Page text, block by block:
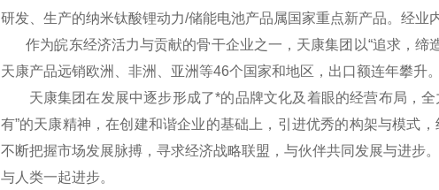
研发、生产的纳米钛酸锂动力/储能电池产品属国家重点新产品。经业
作为皖东经济活力与贡献的骨干企业之一，天康集团以“追求，缔
天康产品远销欧洲、非洲、亚洲等46个国家和地区，出口额连年攀升。
天康集团在发展中逐步形成了*的品牌文化及着眼的经营布局，全
有”的天康精神，在创建和谐企业的基础上，引进优秀的构架与模式
不断把握市场发展脉搏，寻求经济战略联盟，与伙伴共同发展与进步
与人类一起进步。